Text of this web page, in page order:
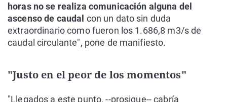
horas no se realiza comunicación alguna del
ascenso de caudal con un dato sin duda
extraordinario como fueron los 1.686,8 m3/s de
caudal circulante", pone de manifiesto.
"Justo en el peor de los momentos"
"Llegados a este punto, --prosigue-- cabría